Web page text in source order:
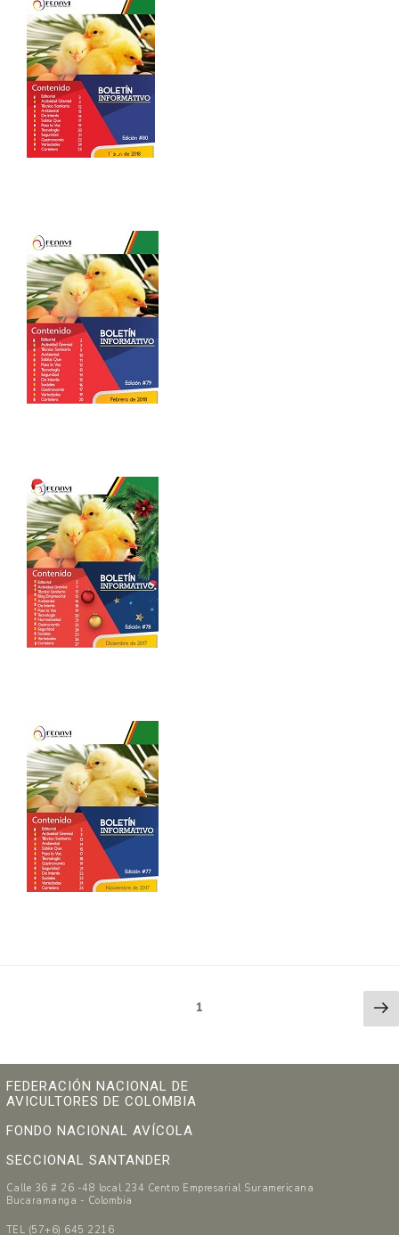
1
FEDERACIÓN NACIONAL DE
AVICULTORES DE COLOMBIA
FONDO NACIONAL AVÍCOLA
SECCIONAL SANTANDER
Calle 36 # 26 -48 local 234 Centro Empresarial Suramericana
Bucaramanga - Colombia
TEL (57+6) 645 2216